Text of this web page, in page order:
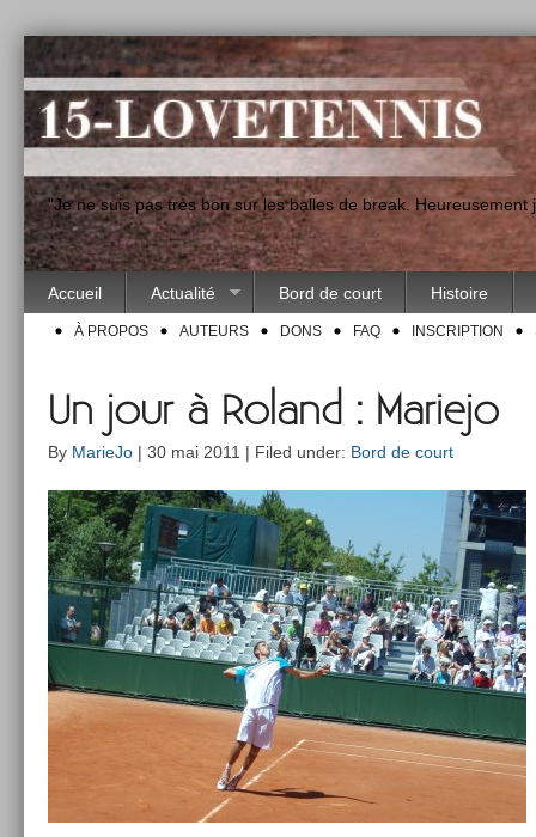
"Je ne suis pas très bon sur les balles de break.
Accueil Actualité Bord de court Histoire
À PROPOS AUTEURS DONS FAQ INSCRIPTION
Un jour à Roland : Mariejo
By MarieJo | 30 mai 2011 | Filed under: Bord de court